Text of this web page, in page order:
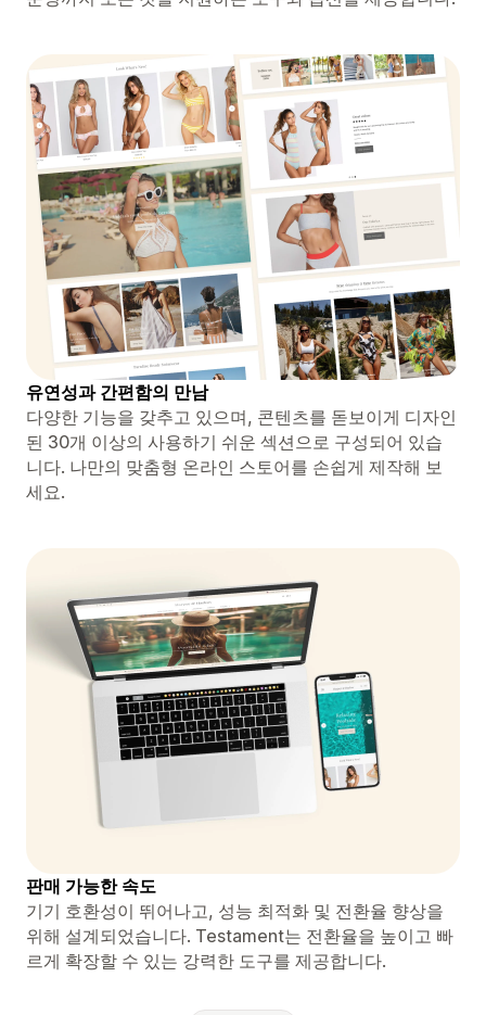
유연성과 간편함의 만남
다양한 기능을 갖추고 있으며, 콘텐츠를 돋보이게 디자인
된 30개 이상의 사용하기 쉬운 섹션으로 구성되어 있습
니다. 나만의 맞춤형 온라인 스토어를 손쉽게 제작해 보
세요.
판매 가능한 속도
기기 호환성이 뛰어나고, 성능 최적화 및 전환율 향상을
위해 설계되었습니다. Testament는 전환율을 높이고 빠
르게 확장할 수 있는 강력한 도구를 제공합니다.